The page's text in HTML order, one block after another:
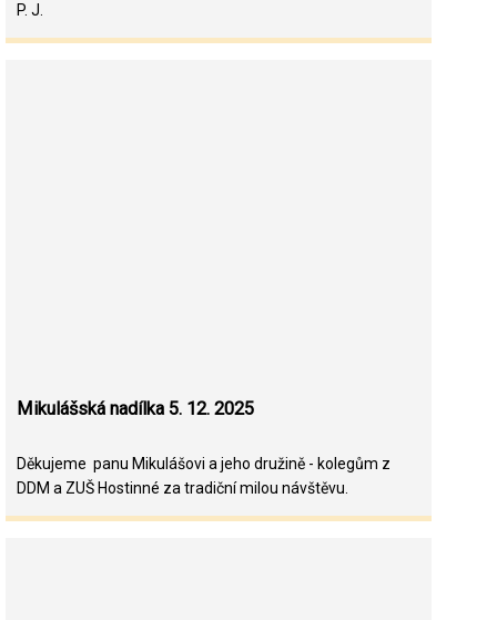
P. J.
Mikulášská nadílka 5. 12. 2025
Děkujeme panu Mikulášovi a jeho družině - kolegům z
DDM a ZUŠ Hostinné za tradiční milou návštěvu.